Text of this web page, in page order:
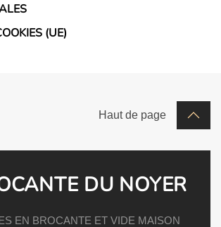
(UE)
Haut de page
DU NOYER
EN BROCANTE ET VIDE MAISON